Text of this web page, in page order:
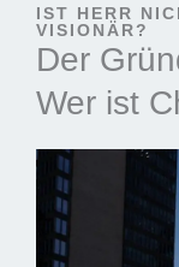
IST HERR
VISIONÄR?
Der
Wer ist